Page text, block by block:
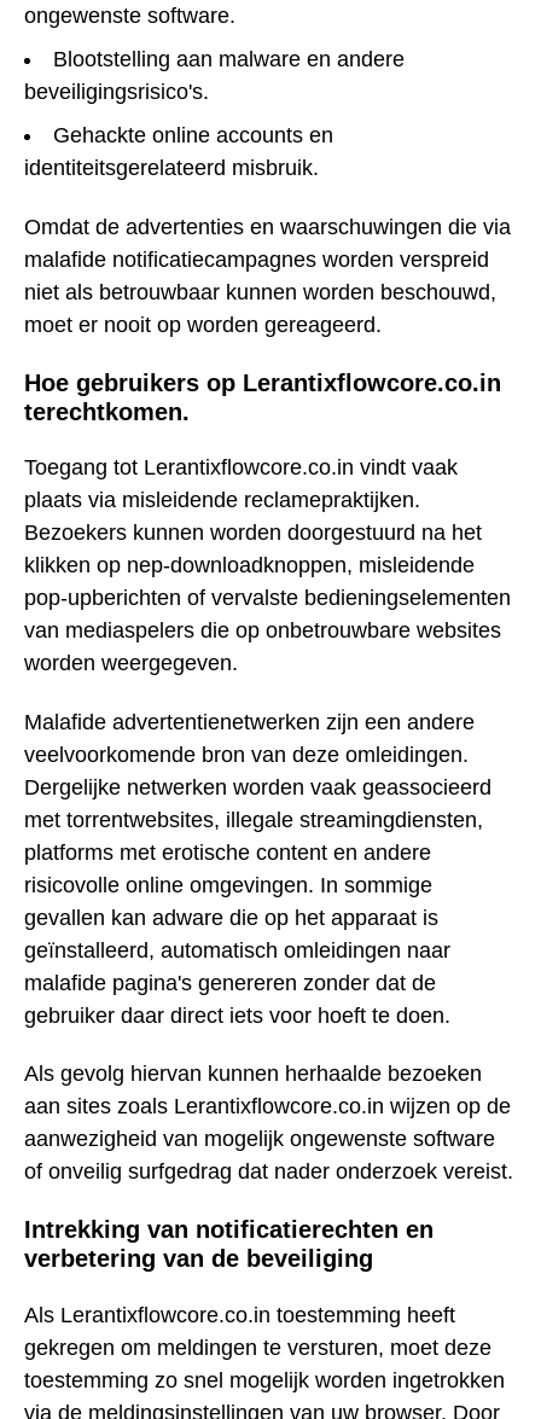
ongewenste software.
Blootstelling aan malware en andere
beveiligingsrisico's.
Gehackte online accounts en
identiteitsgerelateerd misbruik.
Omdat de advertenties en waarschuwingen die via
malafide notificatiecampagnes worden verspreid
niet als betrouwbaar kunnen worden beschouwd,
moet er nooit op worden gereageerd.
Hoe gebruikers op Lerantixflowcore.co.in
terechtkomen.
Toegang tot Lerantixflowcore.co.in vindt vaak
plaats via misleidende reclamepraktijken.
Bezoekers kunnen worden doorgestuurd na het
klikken op nep-downloadknoppen, misleidende
pop-upberichten of vervalste bedieningselementen
van mediaspelers die op onbetrouwbare websites
worden weergegeven.
Malafide advertentienetwerken zijn een andere
veelvoorkomende bron van deze omleidingen.
Dergelijke netwerken worden vaak geassocieerd
met torrentwebsites, illegale streamingdiensten,
platforms met erotische content en andere
risicovolle online omgevingen. In sommige
gevallen kan adware die op het apparaat is
geïnstalleerd, automatisch omleidingen naar
malafide pagina's genereren zonder dat de
gebruiker daar direct iets voor hoeft te doen.
Als gevolg hiervan kunnen herhaalde bezoeken
aan sites zoals Lerantixflowcore.co.in wijzen op de
aanwezigheid van mogelijk ongewenste software
of onveilig surfgedrag dat nader onderzoek vereist.
Intrekking van notificatierechten en
verbetering van de beveiliging
Als Lerantixflowcore.co.in toestemming heeft
gekregen om meldingen te versturen, moet deze
toestemming zo snel mogelijk worden ingetrokken
via de meldingsinstellingen van uw browser. Door